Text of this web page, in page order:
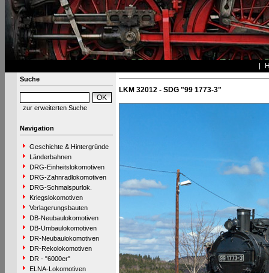
Suche
zur erweiterten Suche
Navigation
Geschichte & Hintergründe
Länderbahnen
DRG-Einheitslokomotiven
DRG-Zahnradlokomotiven
DRG-Schmalspurlok.
Kriegslokomotiven
Verlagerungsbauten
DB-Neubaulokomotiven
DB-Umbaulokomotiven
DR-Neubaulokomotiven
DR-Rekolokomotiven
DR - "6000er"
ELNA-Lokomotiven
LKM 32012 - SDG "99 1773-3"